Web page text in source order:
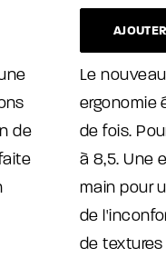
de
Le
ergonomie
de fois.
à 8,5. Une
main pour
de
de